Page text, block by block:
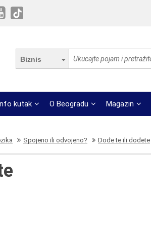
Biznis
kutak O Beogradu Magazin
Spojeno ili odvojeno? Dođe te ili dođete